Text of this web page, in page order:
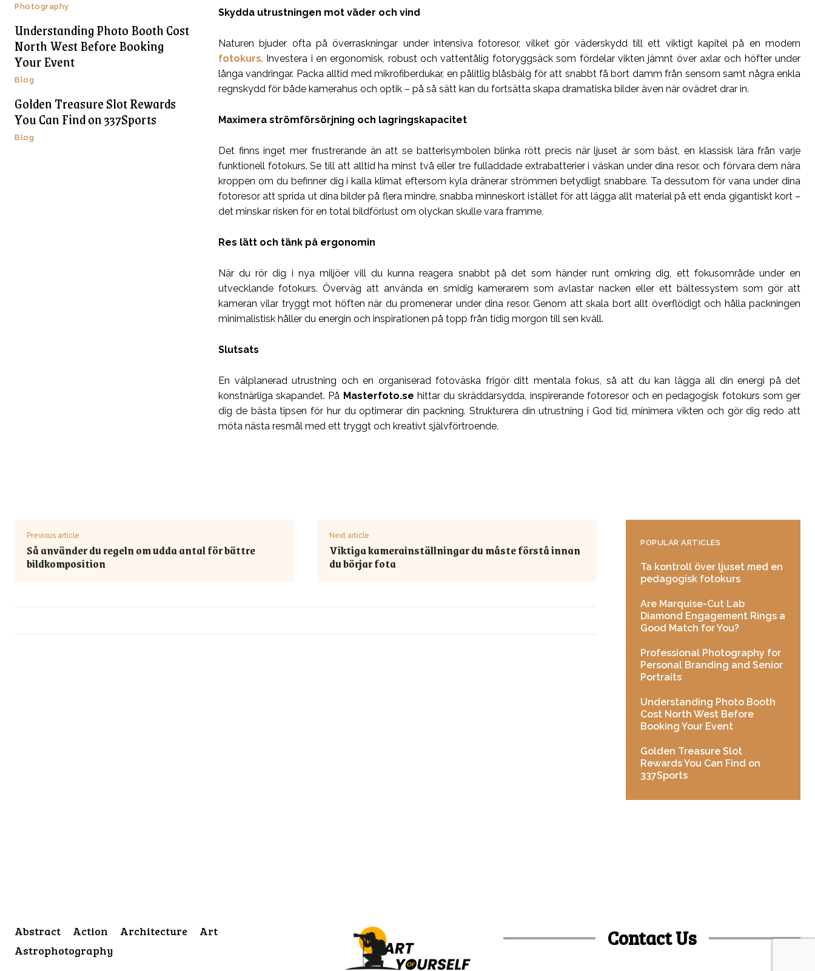
Photography
Understanding Photo Booth Cost
North West Before Booking
Your Event
Blog
Golden Treasure Slot Rewards
You Can Find on 337Sports
Blog
Skydda utrustningen mot väder och vind
Naturen bjuder ofta på överraskningar under intensiva fotoresor, vilket gör väderskydd till ett viktigt kapitel på en modern
fotokurs. Investera i en ergonomisk, robust och vattentålig fotoryggsäck som fördelar vikten jämnt över axlar och höfter under
långa vandringar. Packa alltid med mikrofiberdukar, en pålitlig blåsbälg för att snabbt få bort damm från sensorn samt några enkla
regnskydd för både kamerahus och optik – på så sätt kan du fortsätta skapa dramatiska bilder även när ovädret drar in.
Maximera strömförsörjning och lagringskapacitet
Det finns inget mer frustrerande än att se batterisymbolen blinka rött precis när ljuset är som bäst, en klassisk lära från varje
funktionell fotokurs. Se till att alltid ha minst två eller tre fulladdade extrabatterier i väskan under dina resor, och förvara dem nära
kroppen om du befinner dig i kalla klimat eftersom kyla dränerar strömmen betydligt snabbare. Ta dessutom för vana under dina
fotoresor att sprida ut dina bilder på flera mindre, snabba minneskort istället för att lägga allt material på ett enda gigantiskt kort –
det minskar risken för en total bildförlust om olyckan skulle vara framme.
Res lätt och tänk på ergonomin
När du rör dig i nya miljöer vill du kunna reagera snabbt på det som händer runt omkring dig, ett fokusområde under en
utvecklande fotokurs. Överväg att använda en smidig kamerarem som avlastar nacken eller ett bältessystem som gör att
kameran vilar tryggt mot höften när du promenerar under dina resor. Genom att skala bort allt överflödigt och hålla packningen
minimalistisk håller du energin och inspirationen på topp från tidig morgon till sen kväll.
Slutsats
En välplanerad utrustning och en organiserad fotoväska frigör ditt mentala fokus, så att du kan lägga all din energi på det
konstnärliga skapandet. På Masterfoto.se hittar du skräddarsydda, inspirerande fotoresor och en pedagogisk fotokurs som ger
dig de bästa tipsen för hur du optimerar din packning. Strukturera din utrustning i God tid, minimera vikten och gör dig redo att
möta nästa resmål med ett tryggt och kreativt självförtroende.
Previous article
Så använder du regeln om udda antal för bättre
bildkomposition
Next article
Viktiga kamerainställningar du måste förstå innan
du börjar fota
POPULAR ARTICLES
Ta kontroll över ljuset med en
pedagogisk fotokurs
Are Marquise-Cut Lab
Diamond Engagement Rings a
Good Match for You?
Professional Photography for
Personal Branding and Senior
Portraits
Understanding Photo Booth
Cost North West Before
Booking Your Event
Golden Treasure Slot
Rewards You Can Find on
337Sports
Abstract Action Architecture
Art
Astrophotography
Contact Us